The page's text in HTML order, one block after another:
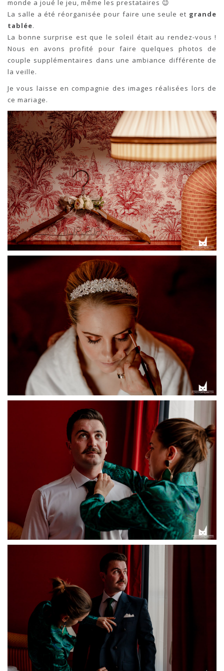
monde a joué le jeu, même les prestataires 😉
La salle a été réorganisée pour faire une seule et grande
tablée.
La bonne surprise est que le soleil était au rendez-vous !
Nous en avons profité pour faire quelques photos de
couple supplémentaires dans une ambiance différente de
la veille.
Je vous laisse en compagnie des images réalisées lors de
ce mariage.